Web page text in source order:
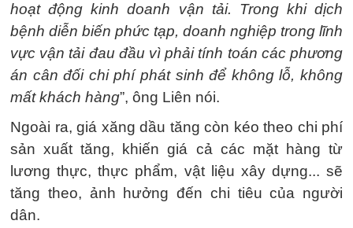
hoạt động kinh doanh vận tải. Trong khi dịch
bệnh diễn biến phức tạp, doanh nghiệp trong lĩnh
vực vận tải đau đầu vì phải tính toán các phương
án cân đối chi phí phát sinh để không lỗ, không
mất khách hàng”, ông Liên nói.
Ngoài ra, giá xăng dầu tăng còn kéo theo chi phí
sản xuất tăng, khiến giá cả các mặt hàng từ
lương thực, thực phẩm, vật liệu xây dựng... sẽ
tăng theo, ảnh hưởng đến chi tiêu của người
dân.